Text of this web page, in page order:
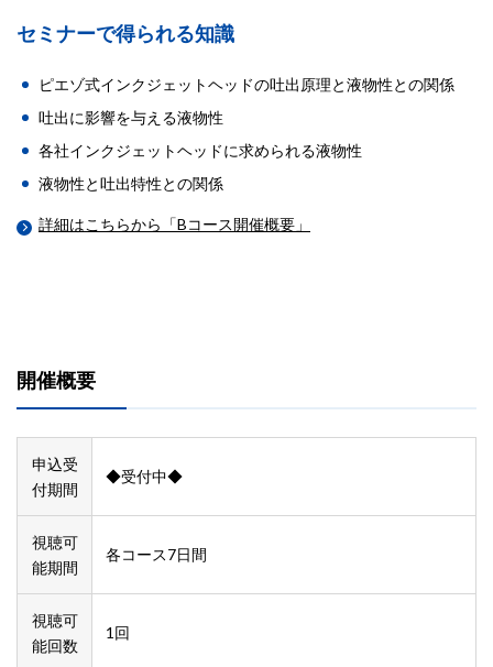
セミナーで得られる知識
ピエゾ式インクジェットヘッドの吐出原理と液物性との関係
吐出に影響を与える液物性
各社インクジェットヘッドに求められる液物性
液物性と吐出特性との関係
詳細はこちらから「Bコース開催概要」
開催概要
申込受
付期間
◆受付中◆
視聴可
能期間
各コース7日間
視聴可
能回数
1回